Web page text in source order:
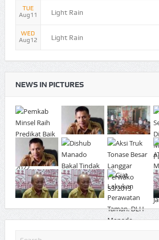
TUE
Aug11
Light Rain
WED
Aug12
Light Rain
NEWS IN PICTURES